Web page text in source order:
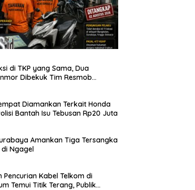
di TKP yang Sama, Dua
Dibekuk Tim Resmob
Diamankan Terkait Honda
Bantah Isu Tebusan Rp20 Juta
Amankan Tiga Tersangka
Ngagel
Pencurian Kabel Telkom di
Temui Titik Terang, Publik